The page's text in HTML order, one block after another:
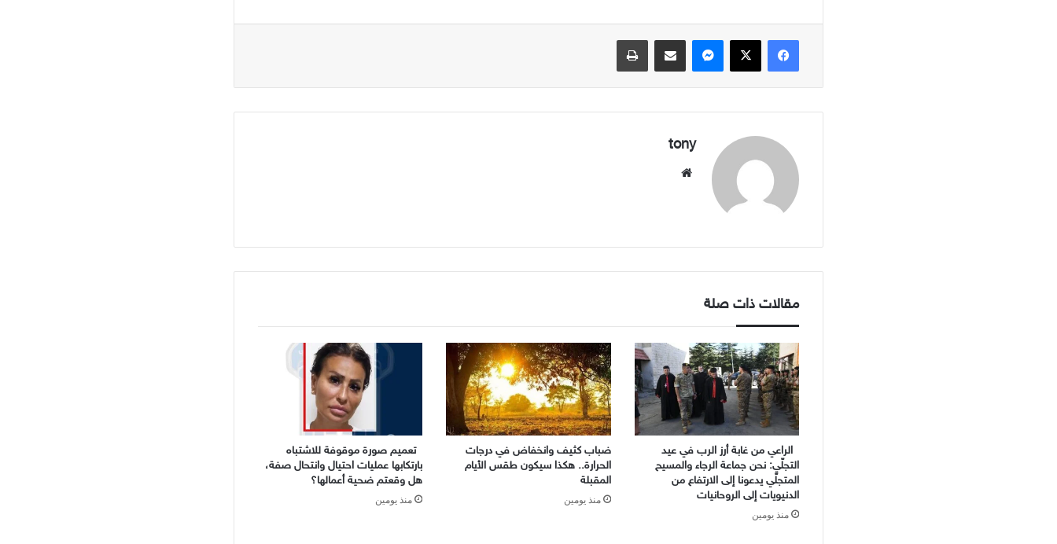
فيسبوك X ماسنجر مشاركة عبر البريد طباعة
tony
مقالات ذات صلة
الراعي من غابة أرز الرب في عيد
التجلّي: نحن جماعة الرجاء والمسيح
المتجلّي يدعونا إلى الارتفاع من
الدنيويات إلى الروحانيات
منذ يومين
ضباب كثيف وانخفاض في درجات
الحرارة.. هكذا سيكون طقس الأيام
المقبلة
منذ يومين
تعميم صورة موقوفة للاشتباه
بارتكابها عمليات احتيال وانتحال صفة،
هل وقعتم ضحية أعمالها؟
منذ يومين